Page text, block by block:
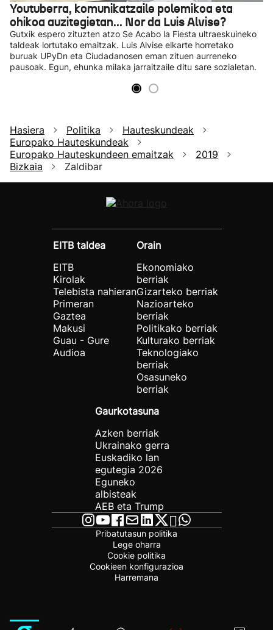
Youtuberra, komunikatzaile polemikoa eta
ohikoa auzitegietan... Nor da Luis Alvise?
Gutxik espero zituzten atzo Se Acabo la Fiesta ultraeskuineko
taldeak lortutako emaitzak. Luis Alvise elkarte horretako
buruak UPyDn eta Ciudadanosen eman zituen aurreneko
pausoak. Egun, ehunka milaka jarraitzaile ditu sare sozialetan.
Hasiera Politika
Hauteskundeak
Europako Hauteskundeak
Europako Hauteskundeen emaitzak
2019
Bizkaia
Zaldibar
EITB taldea
EITB
Kirolak
Telebista nahieran
Primeran
Gaztea
Makusi
Guau - Gure
Audioa
Orain
Ekonomiako
berriak
Gizarteko berriak
Nazioarteko
berriak
Politikako berriak
Kulturako berriak
Teknologiako
berriak
Osasuneko
berriak
Gaurkotasuna
Azken berriak
Ukrainako gerra
Euskadiko lan
egutegia 2026
Eguneko
albisteak
AEB eta Trump
Pribatutasun politika
Lege oharra
Cookie politika
Cookieen konfigurazioa
Harremana